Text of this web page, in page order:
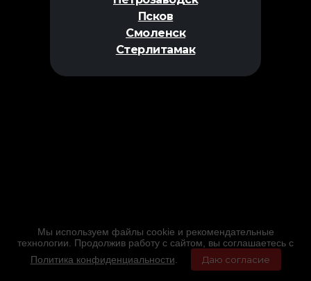
Псков
Смоленск
Стерлитамак
Мы используем файлы cookie и рекомендательные
технологии. Продолжив работу с сайтом, вы соглашаетесь с
Политика конфиденциальности
Даю согласие